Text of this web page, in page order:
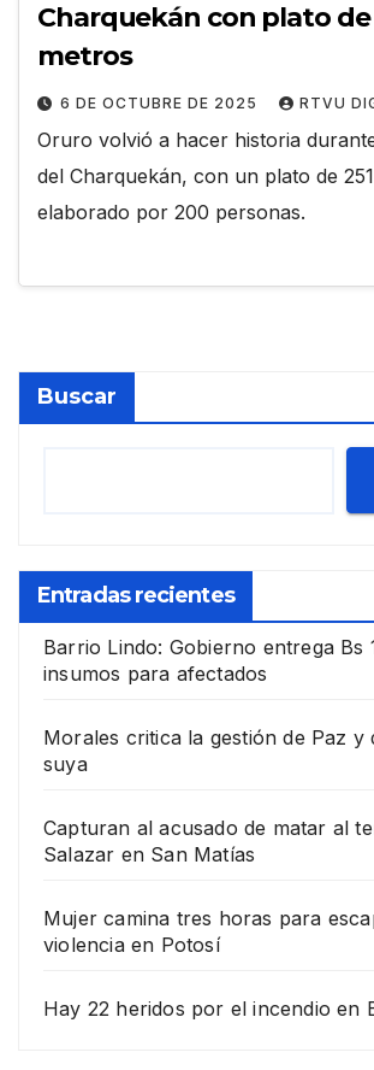
Charquekán con plato de
metros
6 DE OCTUBRE DE 2025 RTVU
Oruro volvió a hacer historia
del Charquekán, con un plato de
elaborado por 200 personas.
Buscar
Entradas recientes
Barrio Lindo: Gobierno entrega Bs
insumos para afectados
Morales critica la gestión de Paz y
suya
Capturan al acusado de matar al
Salazar en San Matías
Mujer camina tres horas para
violencia en Potosí
Hay 22 heridos por el incendio en